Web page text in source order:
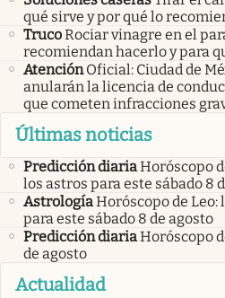
qué sirve y por qué lo
TrucoRociar vinagre en el
recomiendan hacerlo y para
Atención Oficial: Ciudad de
anularán la licencia de
que cometen infracciones
Últimas noticias
Predicción diariaHoróscopo
los astros para este sábado 8
AstrologíaHoróscopo de
para este sábado 8 de agosto
Predicción diariaHoróscopo
de agosto
Actualidad